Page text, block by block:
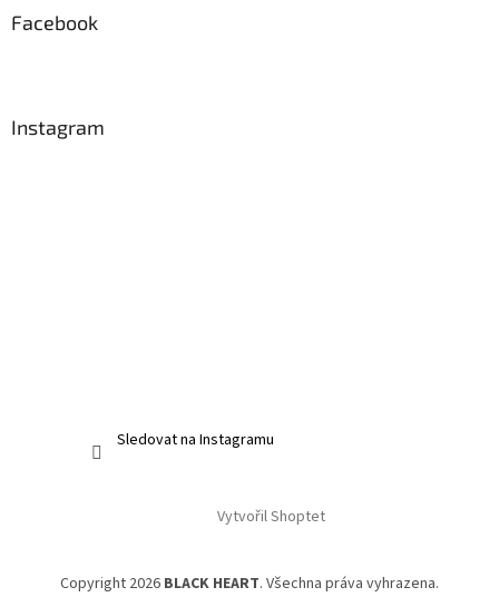
Facebook
Instagram
Sledovat na Instagramu
Vytvořil Shoptet
Copyright 2026 BLACK HEART. Všechna práva vyhrazena.